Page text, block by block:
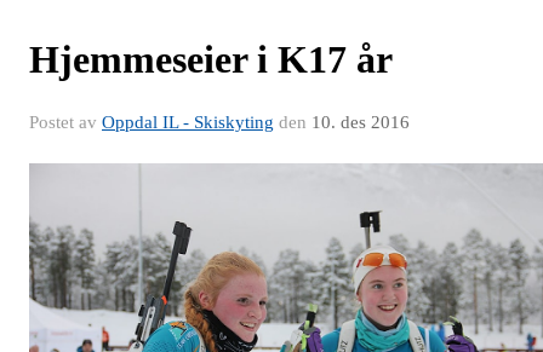
Hjemmeseier i K17 år
Postet av Oppdal IL - Skiskyting den 10. des 2016